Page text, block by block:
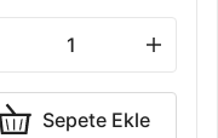
Sepete Ekle